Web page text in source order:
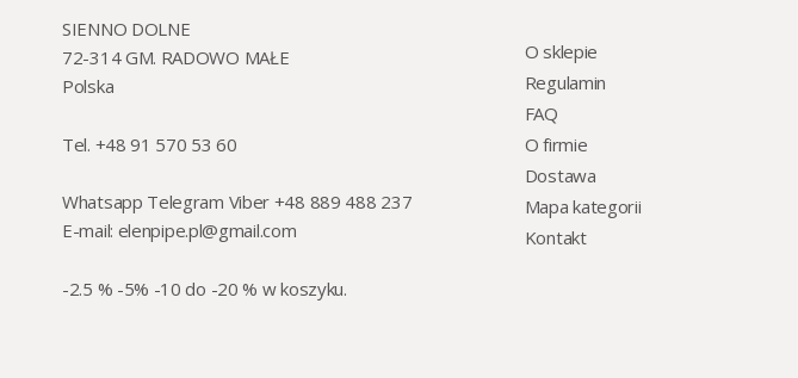
SIENNO DOLNE
72-314 GM. RADOWO MAŁE
Polska
Tel. +48 91 570 53 60
Whatsapp Telegram Viber +48 889 488 237
E-mail: elenpipe.pl@gmail.com
-2.5 % -5% -10 do -20 % w koszyku.
O sklepie
Regulamin
FAQ
O firmie
Dostawa
Mapa kategorii
Kontakt